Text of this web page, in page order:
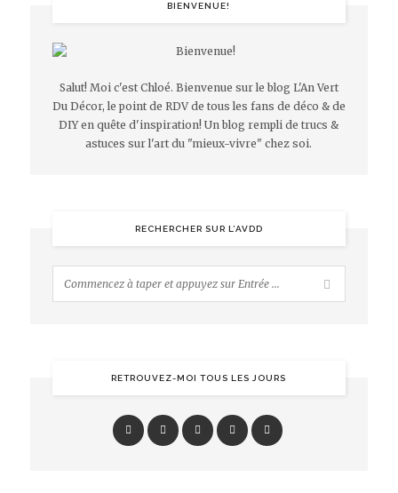
BIENVENUE!
Salut! Moi c'est Chloé. Bienvenue sur le blog L'An Vert
Du Décor, le point de RDV de tous les fans de déco & de
DIY en quête d'inspiration! Un blog rempli de trucs &
astuces sur l'art du "mieux-vivre" chez soi.
RECHERCHER SUR L’AVDD
RETROUVEZ-MOI TOUS LES JOURS